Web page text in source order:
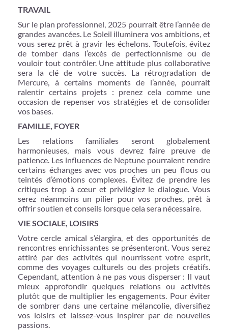
TRAVAIL
Sur le plan professionnel, 2025 pourrait être l’année de
grandes avancées. Le Soleil illuminera vos ambitions, et
vous serez prêt à gravir les échelons. Toutefois, évitez
de tomber dans l’excès de perfectionnisme ou de
vouloir tout contrôler. Une attitude plus collaborative
sera la clé de votre succès. La rétrogradation de
Mercure, à certains moments de l’année, pourrait
ralentir certains projets : prenez cela comme une
occasion de repenser vos stratégies et de consolider
vos bases.
FAMILLE, FOYER
Les relations familiales seront globalement
harmonieuses, mais vous devrez faire preuve de
patience. Les influences de Neptune pourraient rendre
certains échanges avec vos proches un peu flous ou
teintés d’émotions complexes. Évitez de prendre les
critiques trop à cœur et privilégiez le dialogue. Vous
serez néanmoins un pilier pour vos proches, prêt à
offrir soutien et conseils lorsque cela sera nécessaire.
VIE SOCIALE, LOISIRS
Votre cercle amical s’élargira, et des opportunités de
rencontres enrichissantes se présenteront. Vous serez
attiré par des activités qui nourrissent votre esprit,
comme des voyages culturels ou des projets créatifs.
Cependant, attention à ne pas vous disperser : Il vaut
mieux approfondir quelques relations ou activités
plutôt que de multiplier les engagements. Pour éviter
de sombrer dans une certaine mélancolie, diversifiez
vos loisirs et laissez-vous inspirer par de nouvelles
passions.